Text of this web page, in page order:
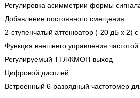
Регулировка асимметрии формы
Добавление постоянного смещения
2-ступенчатый аттенюатор (-20 дБ x 2)
Функция внешнего управления частотой
Регулируемый ТТЛ/КМОП-выход
Цифровой дисплей
Встроенный 6-разрядный частотомер